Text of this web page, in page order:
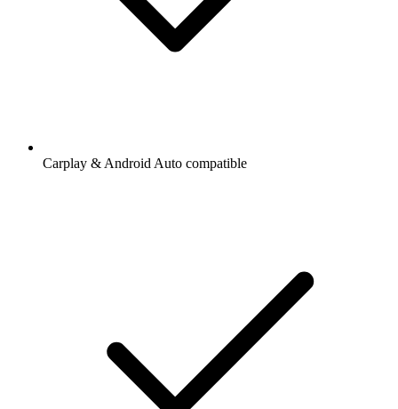
Carplay & Android Auto compatible